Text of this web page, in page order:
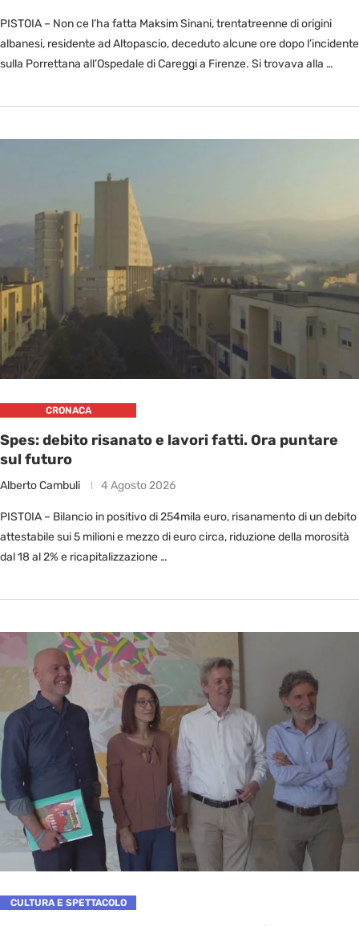
PISTOIA – Non ce l’ha fatta Maksim Sinani, trentatreenne di origini
albanesi, residente ad Altopascio, deceduto alcune ore dopo l’incidente
sulla Porrettana all’Ospedale di Careggi a Firenze. Si trovava alla …
CRONACA
Spes: debito risanato e lavori fatti. Ora puntare
sul futuro
Alberto Cambuli 4 Agosto 2026
PISTOIA – Bilancio in positivo di 254mila euro, risanamento di un debito
attestabile sui 5 milioni e mezzo di euro circa, riduzione della morosità
dal 18 al 2% e ricapitalizzazione …
CULTURA E SPETTACOLO